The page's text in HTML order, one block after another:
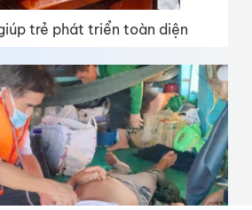
trẻ phát triển toàn diện